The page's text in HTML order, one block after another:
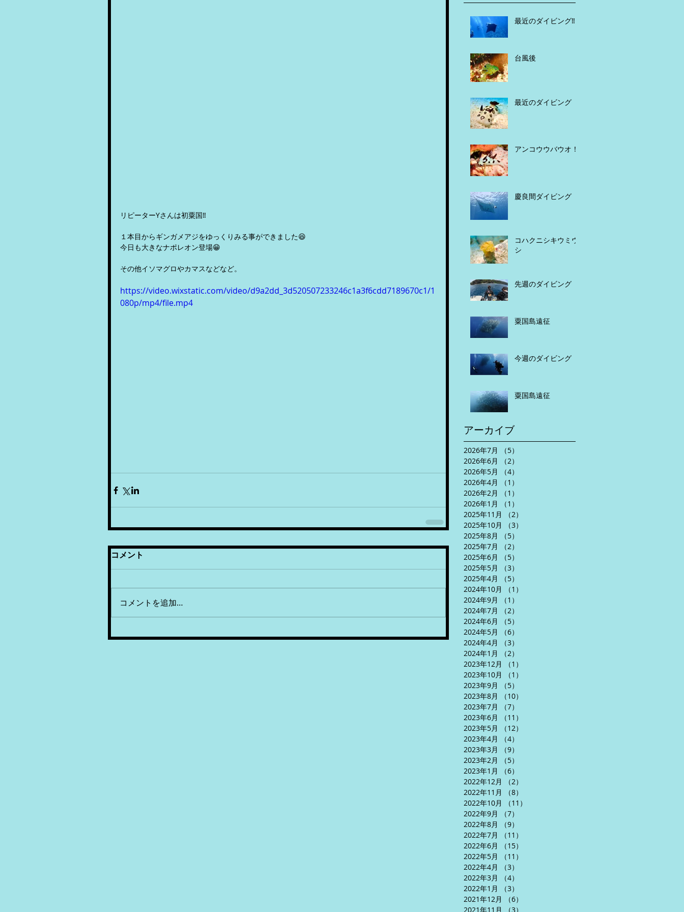
リピーターYさんは初粟国‼️
１本目からギンガメアジをゆっくりみる事ができました😆
今日も大きなナポレオン登場😁
その他イソマグロやカマスなどなど。
https://video.wixstatic.com/video/d9a2dd_3d520507233246c1a3f6cdd7189670c1/1
080p/mp4/file.mp4
コメント
コメントを追加…
最近のダイビング‼️
台風後
最近のダイビング
アンコウウバウオ！
慶良間ダイビング
コハクニシキウミウ
シ
先週のダイビング
粟国島遠征
今週のダイビング
粟国島遠征
アーカイブ
2026年7月 （5）
2026年6月
（2）
2026年5月
（4）
2026年4月
（1）
2026年2月
（1）
2026年1月
（1）
2025年11月
（2）
2025年10月
（3）
2025年8月
（5）
2025年7月
（2）
2025年6月
（5）
2025年5月
（3）
2025年4月
（5）
2024年10月
（1）
2024年9月
（1）
2024年7月
（2）
2024年6月
（5）
2024年5月
（6）
2024年4月
（3）
2024年1月
（2）
2023年12月
（1）
2023年10月
（1）
2023年9月
（5）
2023年8月
（10）
2023年7月
（7）
2023年6月
（11）
2023年5月
（12）
2023年4月
（4）
2023年3月
（9）
2023年2月
（5）
2023年1月
（6）
2022年12月
（2）
2022年11月
（8）
2022年10月
（11）
2022年9月
（7）
2022年8月
（9）
2022年7月
（11）
2022年6月
（15）
2022年5月
（11）
2022年4月
（3）
2022年3月
（4）
2022年1月
（3）
2021年12月
（6）
2021年11月
（3）